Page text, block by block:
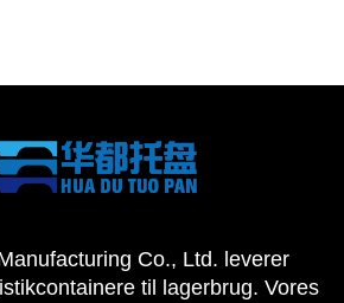
Co., Ltd. leverer
til lagerbrug. Vores